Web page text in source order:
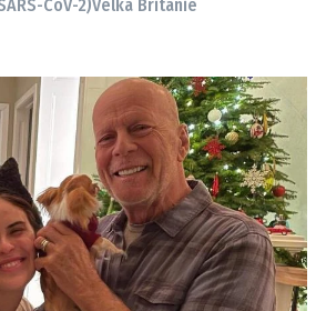
CoV-2)Velká Británie